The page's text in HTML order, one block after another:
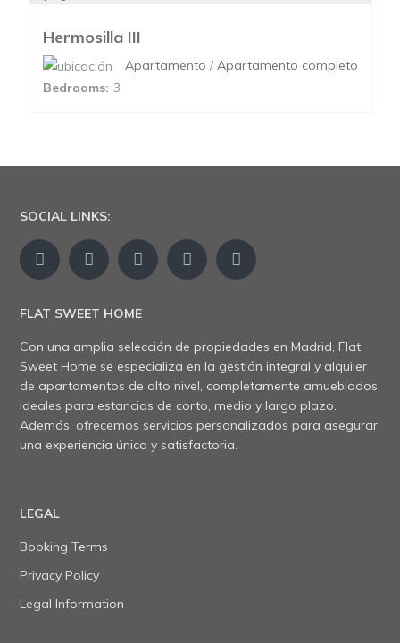
Hermosilla III
Apartamento / Apartamento completo
Bedrooms: 3
SOCIAL LINKS:
FLAT SWEET HOME
Con una amplia selección de propiedades en Madrid, Flat
Sweet Home se especializa en la gestión integral y alquiler
de apartamentos de alto nivel, completamente amueblados,
ideales para estancias de corto, medio y largo plazo.
Además, ofrecemos servicios personalizados para asegurar
una experiencia única y satisfactoria.
LEGAL
Booking Terms
Privacy Policy
Legal Information